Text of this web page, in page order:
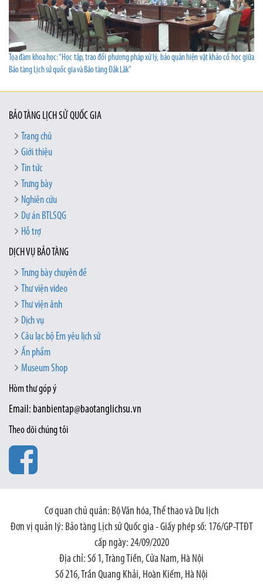
Tọa đàm khoa học: “Học tập, trao đổi phương pháp xử lý, bảo quản hiện vật khảo cổ học giữa
Bảo tàng Lịch sử quốc gia và Bảo tàng Đắk Lắk”
BẢO TÀNG LỊCH SỬ QUỐC GIA
Trang chủ
Giới thiệu
Tin tức
Trưng bày
Nghiên cứu
Dự án BTLSQG
Hỗ trợ
DỊCH VỤ BẢO TÀNG
Trưng bày chuyên đề
Thư viện video
Thư viện ảnh
Dịch vụ
Câu lạc bộ Em yêu lịch sử
Ấn phẩm
Museum Shop
Hòm thư góp ý
Email: banbientap@baotanglichsu.vn
Theo dõi chúng tôi
Cơ quan chủ quản: Bộ Văn hóa, Thể thao và Du lịch
Đơn vị quản lý: Bảo tàng Lịch sử Quốc gia - Giấy phép số: 176/GP-TTĐT
cấp ngày: 24/09/2020
Địa chỉ: Số 1, Tràng Tiền, Cửa Nam, Hà Nội
Số 216, Trần Quang Khải, Hoàn Kiếm, Hà Nội